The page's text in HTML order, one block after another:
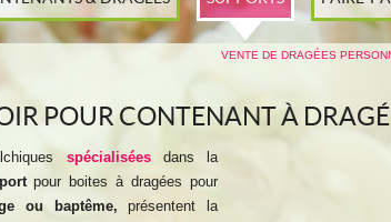
VENTE DE DRAGÉES
POUR CONTENANT À
spécialisées
dans la
pour boites à dragées pour
ou baptême, présentent la